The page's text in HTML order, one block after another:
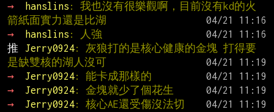
→
hanslins : 我也沒有很樂觀啊，目前沒有kd的火
箭紙面實力還是比湖
→
hanslins : 人強
推
Jerry0924: 灰狼打的是核心健康的金塊 打得要
是缺雙核的湖人沒可
→
Jerry0924: 能卡成那樣的
→
Jerry0924: 金塊就少了個花生
→
Jerry0924: 核心AE還受傷沒法切